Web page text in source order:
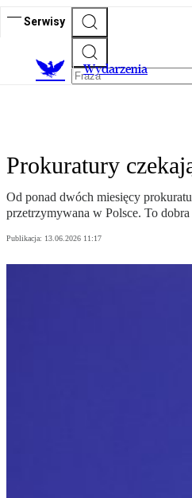
Serwisy
Wydarzenia
Prokuratury
Od ponad dwóch miesięcy
przetrzymywana w Polsce. To
Publikacja: 13.06.2026 11:17